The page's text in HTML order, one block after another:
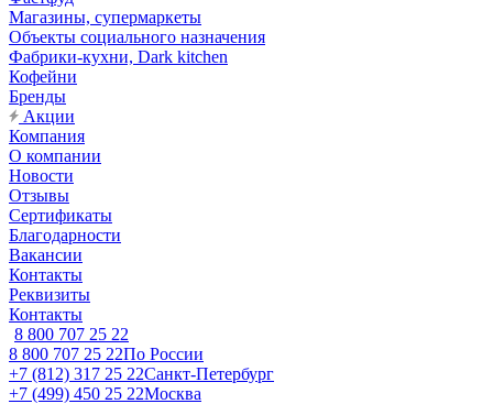
Магазины, супермаркеты
Объекты социального назначения
Фабрики-кухни, Dark kitchen
Кофейни
Бренды
Акции
Компания
О компании
Новости
Отзывы
Сертификаты
Благодарности
Вакансии
Контакты
Реквизиты
Контакты
8 800 707 25 22
8 800 707 25 22По России
+7 (812) 317 25 22Санкт-Петербург
+7 (499) 450 25 22Москва